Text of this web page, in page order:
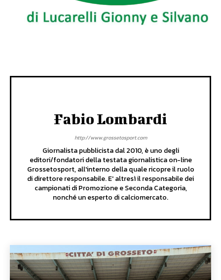
Fabio Lombardi
http://www.grossetosport.com
Giornalista pubblicista dal 2010, è uno degli
editori/fondatori della testata giornalistica on-line
Grossetosport, all'interno della quale ricopre il ruolo
di direttore responsabile. E' altresì il responsabile dei
campionati di Promozione e Seconda Categoria,
nonché un esperto di calciomercato.